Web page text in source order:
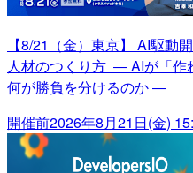
【8/21（金）東京】 AI駆動
人材のつくり方 ― AIが「作
何が勝負を分けるのか ―
開催前2026年8月21日(金)